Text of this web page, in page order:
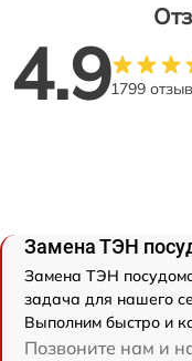
4.91799
Замена ТЭН
Замена ТЭН
задача для нашего
Выполним быстро и
Позвоните нам и